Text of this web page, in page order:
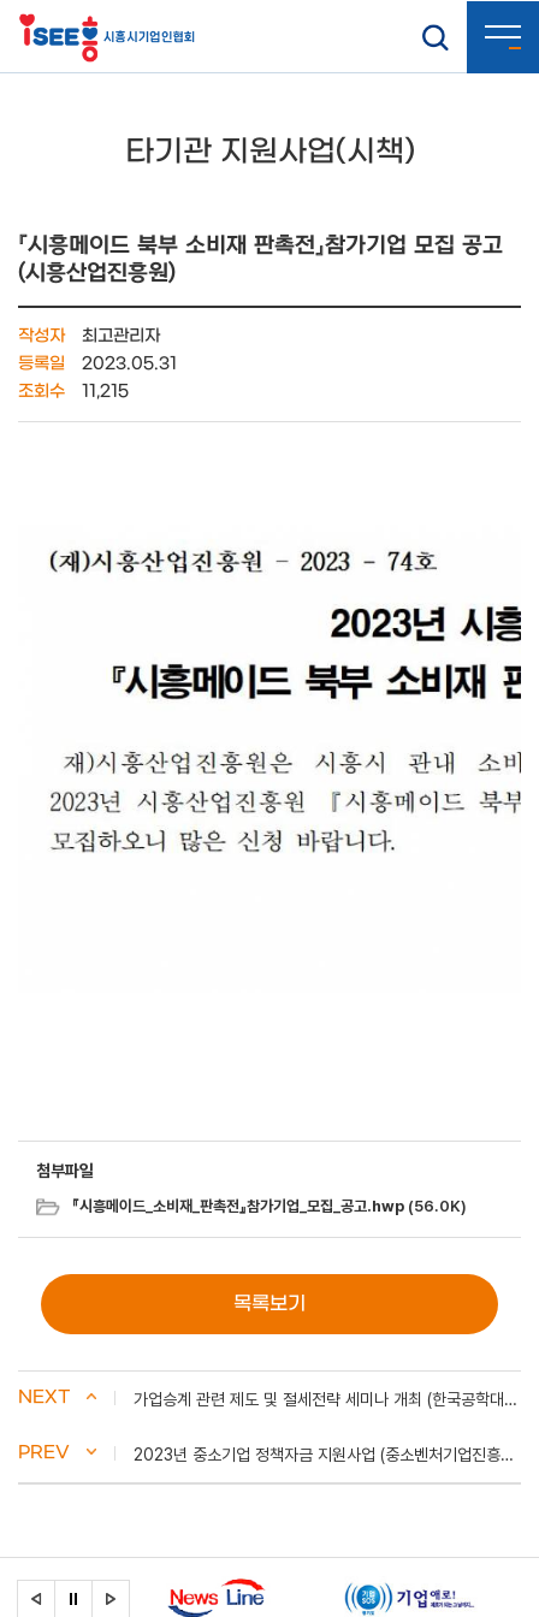
타기관 지원사업(시책)
『시흥메이드 북부 소비재 판촉전』참가기업 모집 공고
(시흥산업진흥원)
작성자
최고관리자
등록일
2023.05.31
조회수
11,215
첨부파일
『시흥메이드_소비재_판촉전』참가기업_모집_공고.hwp (56.0K)
목록보기
NEXT 가업승계 관련 제도 및 절세전략 세미나 개최 (한국공학대학교 산학협력단)
PREV 2023년 중소기업 정책자금 지원사업 (중소벤처기업진흥공단)